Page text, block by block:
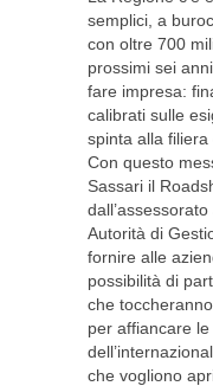
semplici, a
con oltre 700
prossimi sei
fare impresa:
calibrati sulle
spinta alla filiera
Con questo
Sassari il
Autorità di
fornire alle
possibilità di
che
per affiancare
che vogliono